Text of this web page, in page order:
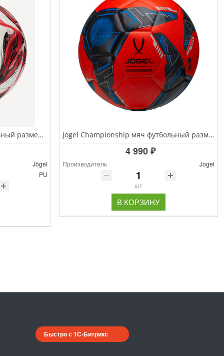
Jogel Triumph Pro мяч футбольный размер 5
Jögel
PU
Jogel Championship мяч футбольный размер 5, оранжевый/синий/черный
4 990 ₽
Производитель Jogel
шт
В КОРЗИНУ
Быстро с 1С-Битрикс